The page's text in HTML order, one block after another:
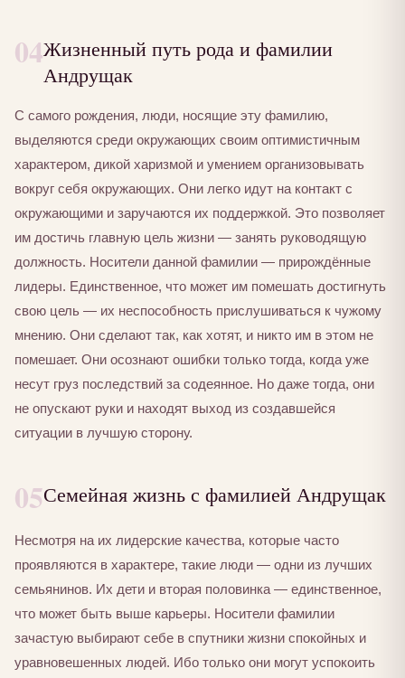
04Жизненный путь рода и фамилии
Андрущак
С самого рождения, люди, носящие эту фамилию,
выделяются среди окружающих своим оптимистичным
характером, дикой харизмой и умением организовывать
вокруг себя окружающих. Они легко идут на контакт с
окружающими и заручаются их поддержкой. Это позволяет
им достичь главную цель жизни — занять руководящую
должность. Носители данной фамилии — прирождённые
лидеры. Единственное, что может им помешать достигнуть
свою цель — их неспособность прислушиваться к чужому
мнению. Они сделают так, как хотят, и никто им в этом не
помешает. Они осознают ошибки только тогда, когда уже
несут груз последствий за содеянное. Но даже тогда, они
не опускают руки и находят выход из создавшейся
ситуации в лучшую сторону.
05Семейная жизнь с фамилией Андрущак
Несмотря на их лидерские качества, которые часто
проявляются в характере, такие люди — одни из лучших
семьянинов. Их дети и вторая половинка — единственное,
что может быть выше карьеры. Носители фамилии
зачастую выбирают себе в спутники жизни спокойных и
уравновешенных людей. Ибо только они могут успокоить